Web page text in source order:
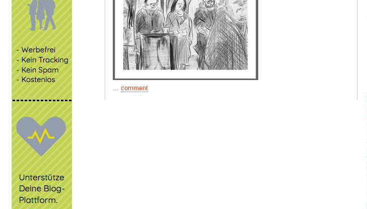
... comment